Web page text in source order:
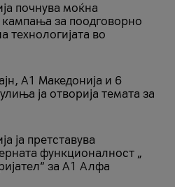
почнува моќна
за поодговорно
технологијата во
A1 Македонија и 6
ја отворија темата за
ја претставува
функционалност „
за А1 Алфа